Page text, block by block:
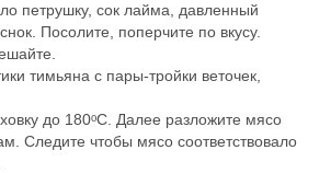
петрушку, сок лайма, давленный
Посолите, поперчите по вкусу.
тимьяна с пары-тройки веточек,
до 180ᵒС. Далее разложите мясо
Следите чтобы мясо соответствовало